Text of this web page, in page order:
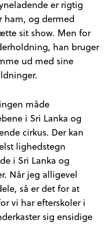
er rigtig
ham, og dermed
sit show. Men for
han bruger
ud med sine
måde
i Sri Lanka og
cirkus. Der kan
lighedstegn
i Sri Lanka og
Når jeg alligevel
så er det for at
vi har efterskoler i
sig ensidige